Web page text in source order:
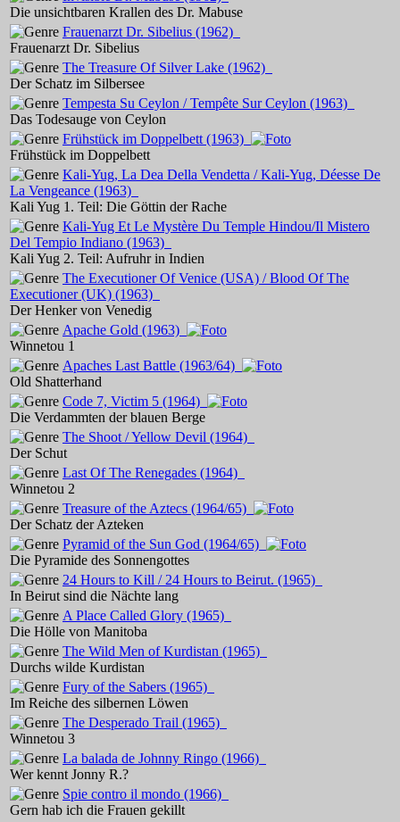
Die unsichtbaren Krallen des Dr. Mabuse
Frauenarzt Dr. Sibelius (1962)
Frauenarzt Dr. Sibelius
The Treasure Of Silver Lake (1962)
Der Schatz im Silbersee
Tempesta Su Ceylon / Tempête Sur Ceylon (1963)
Das Todesauge von Ceylon
Frühstück im Doppelbett (1963)
Frühstück im Doppelbett
Kali-Yug, La Dea Della Vendetta / Kali-Yug, Déesse De
La Vengeance (1963)
Kali Yug 1. Teil: Die Göttin der Rache
Kali-Yug Et Le Mystère Du Temple Hindou/Il Mistero
Del Tempio Indiano (1963)
Kali Yug 2. Teil: Aufruhr in Indien
The Executioner Of Venice (USA) / Blood Of The
Executioner (UK) (1963)
Der Henker von Venedig
Apache Gold (1963)
Winnetou 1
Apaches Last Battle (1963/64)
Old Shatterhand
Code 7, Victim 5 (1964)
Die Verdammten der blauen Berge
The Shoot / Yellow Devil (1964)
Der Schut
Last Of The Renegades (1964)
Winnetou 2
Treasure of the Aztecs (1964/65)
Der Schatz der Azteken
Pyramid of the Sun God (1964/65)
Die Pyramide des Sonnengottes
24 Hours to Kill / 24 Hours to Beirut. (1965)
In Beirut sind die Nächte lang
A Place Called Glory (1965)
Die Hölle von Manitoba
The Wild Men of Kurdistan (1965)
Durchs wilde Kurdistan
Fury of the Sabers (1965)
Im Reiche des silbernen Löwen
The Desperado Trail (1965)
Winnetou 3
La balada de Johnny Ringo (1966)
Wer kennt Jonny R.?
Spie contro il mondo (1966)
Gern hab ich die Frauen gekillt